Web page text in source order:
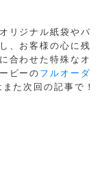
リジナル紙袋やパ
、お客様の心に残
合わせた特殊なオ
ビーの フルオーダ
また次回の記事で！